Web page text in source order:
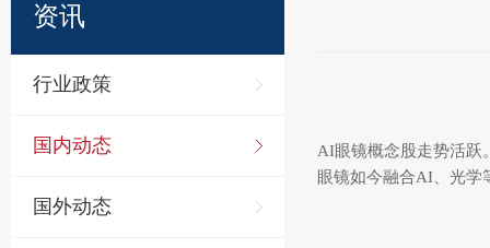
资讯
行业政策
国内动态
国外动态
AI眼镜概念股走势活跃
眼镜如今融合AI、光学